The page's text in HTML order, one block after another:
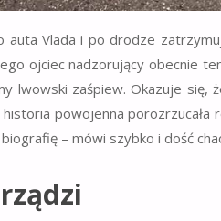
auta Vlada i po drodze
ojciec nadzorujący obecnie
lwowski zaśpiew. Okazuje
historia powojenna
– mówi szybko i dość